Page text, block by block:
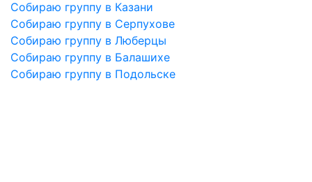
Собираю группу в Казани
Собираю группу в Серпухове
Собираю группу в Люберцы
Собираю группу в Балашихе
Собираю группу в Подольске